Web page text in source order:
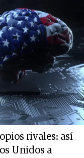
rivales: así
Unidos a